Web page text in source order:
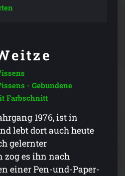
- Gebundene
Farbschnitt
1976, ist in
lebt dort auch heute
gelernter
zog es ihn nach
einer Pen-und-Paper-